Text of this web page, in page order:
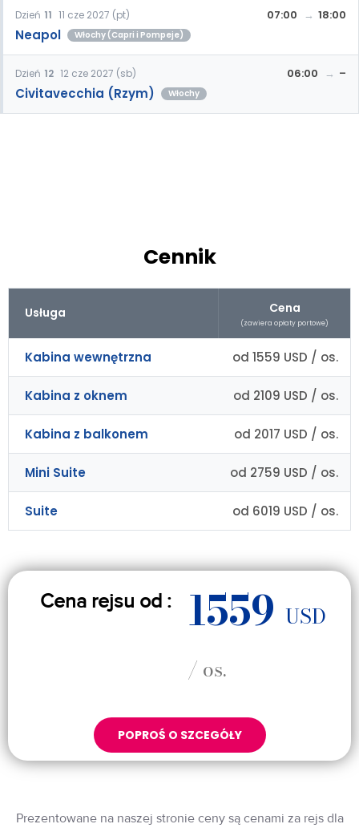
Dzień 11 11 cze 2027 (pt)
Neapol Włochy (Capri i Pompeje)
07:00 18:00
Dzień 12 12 cze 2027 (sb)
Civitavecchia (Rzym) Włochy
06:00 –
Cennik
Usługa Cena
(zawiera opłaty portowe)
Kabina wewnętrzna od 1559 USD / os.
Kabina z oknem od 2109 USD / os.
Kabina z balkonem od 2017 USD / os.
Mini Suite od 2759 USD / os.
Suite od 6019 USD / os.
Cena rejsu od : 1559 USD
/ os.
POPROŚ O SZCEGÓŁY
Prezentowane na naszej stronie ceny są cenami za rejs dla